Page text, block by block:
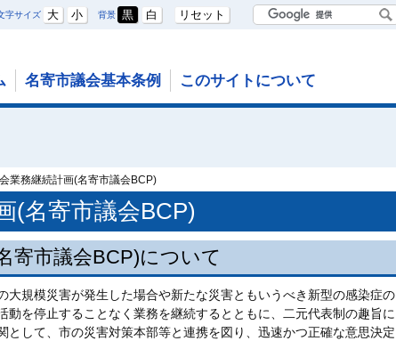
字サイズ 大 小 背景 黒 白 リセット
名寄市議会基本条例 このサイトについて
業務継続計画(名寄市議会BCP)
(名寄市議会BCP)
寄市議会BCP)について
規模災害が発生した場合や新たな災害ともいうべき新型の感染症の
動を停止することなく業務を継続するとともに、二元代表制の趣旨に
として、市の災害対策本部等と連携を図り、迅速かつ正確な意思決定